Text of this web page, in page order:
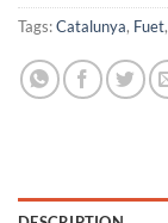
Tags:Catalunya, Fuet,